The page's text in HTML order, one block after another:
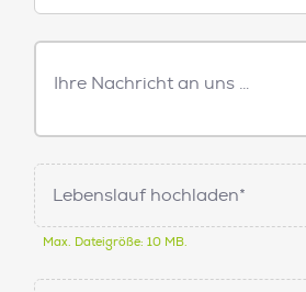
Freitext
Nachricht
Lebenslauf hochladen*
Max. Dateigröße: 10 MB.